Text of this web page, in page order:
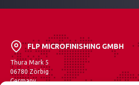
FLP MICROFINISHING GMBH
Thura Mark 5
06780 Zörbig
Germany